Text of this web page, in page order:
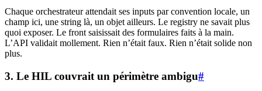
Chaque orchestrateur attendait ses inputs par convention locale, un
champ ici, une string là, un objet ailleurs. Le registry ne savait plus
quoi exposer. Le front saisissait des formulaires faits à la main.
L’API validait mollement. Rien n’était faux. Rien n’était solide non
plus.
3. Le HIL couvrait un périmètre ambigu#